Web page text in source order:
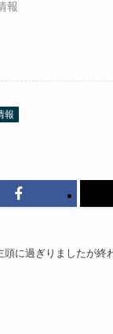
報
報
頭に過ぎりましたが終